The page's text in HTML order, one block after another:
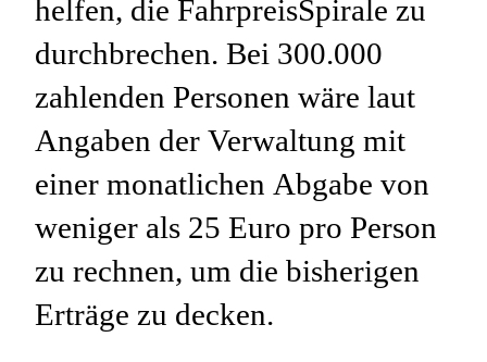
helfen, die FahrpreisSpirale zu
durchbrechen. Bei 300.000
zahlenden Personen wäre laut
Angaben der Verwaltung mit
einer monatlichen Abgabe von
weniger als 25 Euro pro Person
zu rechnen, um die bisherigen
Erträge zu decken.